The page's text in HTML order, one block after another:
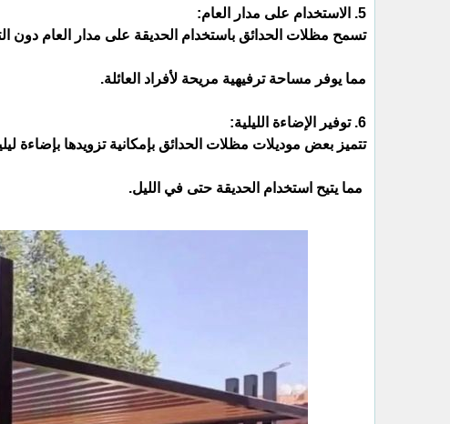
5. الاستخدام على مدار العام:
تسمح مظلات الحدائق باستخدام الحديقة على مدار العام دون
مما يوفر مساحة ترفيهية مريحة لأفراد العائلة.
6. توفير الإضاءة الليلية:
تتميز بعض موديلات مظلات الحدائق بإمكانية تزويدها بإضاءة
مما يتيح استخدام الحديقة حتى في الليل.